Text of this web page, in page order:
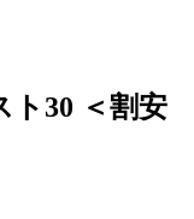
ト30 ＜割安